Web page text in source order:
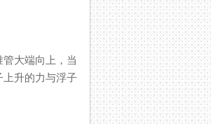
端向上，当
上升的力与浮子